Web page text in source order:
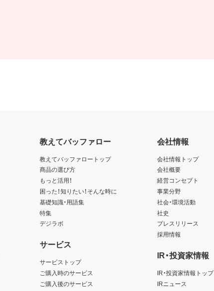
教えてバッファロー
教えてバッファロートップ
商品の選び方
もっと活用！
困った！知りたい！そんな時に
基礎知識・用語集
特集
デジラボ
サービス
サービストップ
ご購入時のサービス
ご購入後のサービス
会社情報
会社情報トップ
会社概要
経営コンセプト
事業分野
社会・環境活動
社史
プレスリリース
採用情報
IR・投資家情報
IR・投資家情報トップ
IRニュース